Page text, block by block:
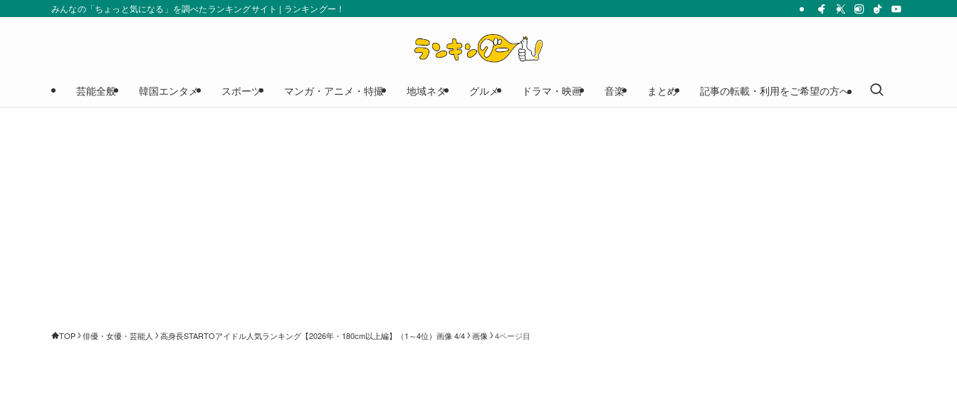
みんなの「ちょっと気になる」を調べたランキングサイト | ランキングー！
芸能全般 韓国エンタメ スポーツ マンガ・アニメ・特撮 地域ネタ グルメ ドラマ・映画 音楽 まとめ 記事の転載・利用をご希望の方へ
TOP 俳優・女優・芸能人 高身長STARTOアイドル人気ランキング【2026年・180cm以上編】（1～4位）画像 4/4 画像 4ページ目